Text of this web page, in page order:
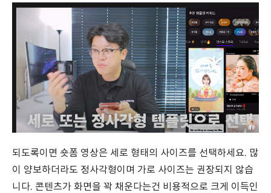
되도록이면 숏폼 영상은 세로 형태의 사이즈를 선택하세요. 많
이 양보하더라도 정사각형이며 가로 사이즈는 권장되지 않습
니다. 콘텐츠가 화면을 꽉 채운다는건 비용적으로 크게 이득인